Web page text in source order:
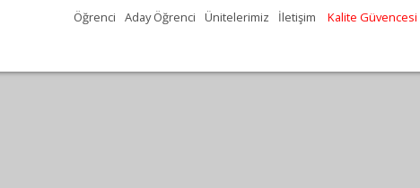
Öğrenci Aday Öğrenci Ünitelerimiz İletişim Kalite Güvencesi